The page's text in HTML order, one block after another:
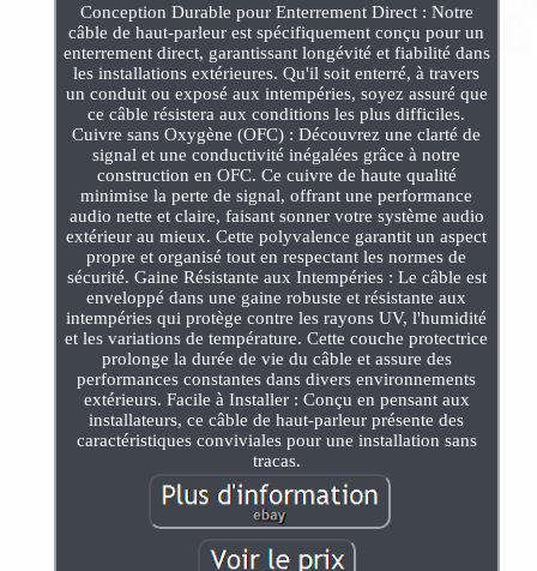
Conception Durable pour Enterrement Direct : Notre
câble de haut-parleur est spécifiquement conçu pour un
enterrement direct, garantissant longévité et fiabilité dans
les installations extérieures. Qu'il soit enterré, à travers
un conduit ou exposé aux intempéries, soyez assuré que
ce câble résistera aux conditions les plus difficiles.
Cuivre sans Oxygène (OFC) : Découvrez une clarté de
signal et une conductivité inégalées grâce à notre
construction en OFC. Ce cuivre de haute qualité
minimise la perte de signal, offrant une performance
audio nette et claire, faisant sonner votre système audio
extérieur au mieux. Cette polyvalence garantit un aspect
propre et organisé tout en respectant les normes de
sécurité. Gaine Résistante aux Intempéries : Le câble est
enveloppé dans une gaine robuste et résistante aux
intempéries qui protège contre les rayons UV, l'humidité
et les variations de température. Cette couche protectrice
prolonge la durée de vie du câble et assure des
performances constantes dans divers environnements
extérieurs. Facile à Installer : Conçu en pensant aux
installateurs, ce câble de haut-parleur présente des
caractéristiques conviviales pour une installation sans
tracas.